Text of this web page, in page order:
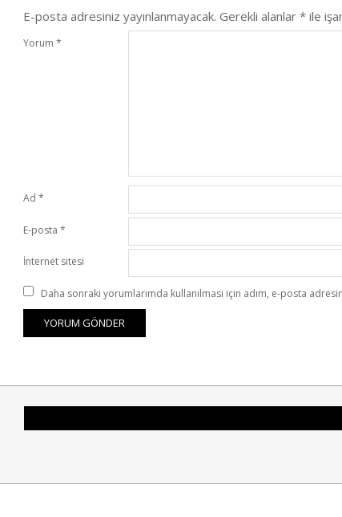
E-posta adresiniz yayınlanmayacak. Gerekli alanlar * ile
Yorum *
Ad *
E-posta *
İnternet sitesi
Daha sonraki yorumlarımda kullanılması için adım, e-posta